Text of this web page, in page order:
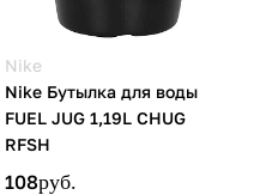
Nike
Nike Бутылка для воды
FUEL JUG 1,19L CHUG
RFSH
108руб.